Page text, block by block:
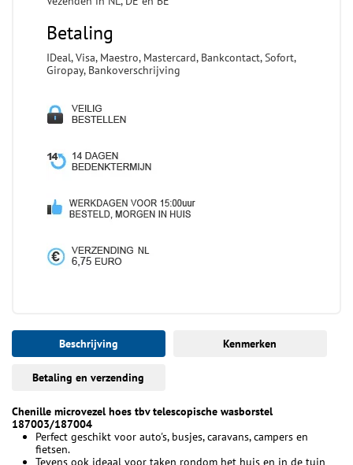
Betaling
IDeal, Visa, Maestro, Mastercard, Bankcontact, Sofort,
Giropay, Bankoverschrijving
Beschrijving Kenmerken
Betaling en verzending
Chenille microvezel hoes tbv telescopische wasborstel
187003/187004
Perfect geschikt voor auto's, busjes, caravans, campers en
fietsen.
Tevens ook ideaal voor taken rondom het huis en in de tuin